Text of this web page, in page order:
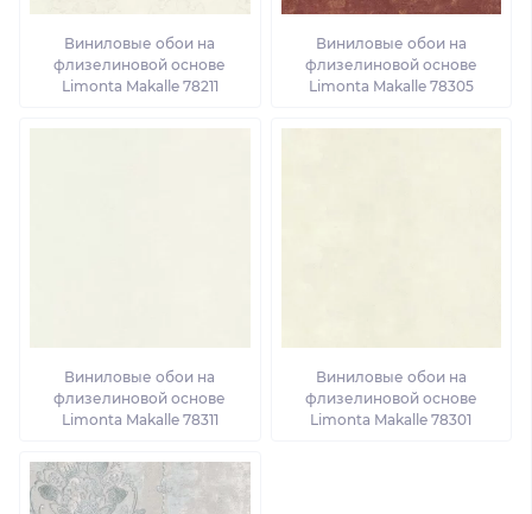
Виниловые обои на
флизелиновой основе
Limonta Makalle 78211
Виниловые обои на
флизелиновой основе
Limonta Makalle 78305
Виниловые обои на
флизелиновой основе
Limonta Makalle 78311
Виниловые обои на
флизелиновой основе
Limonta Makalle 78301